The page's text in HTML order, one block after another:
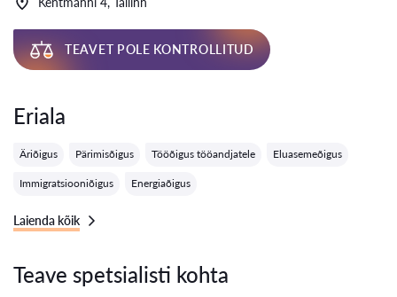
TEAVET POLE KONTROLLITUD
Eriala
Äriõigus Pärimisõigus Tööõigus tööandjatele Eluasemeõigus
Immigratsiooniõigus Energiaõigus
Laienda kõik
Teave spetsialisti kohta